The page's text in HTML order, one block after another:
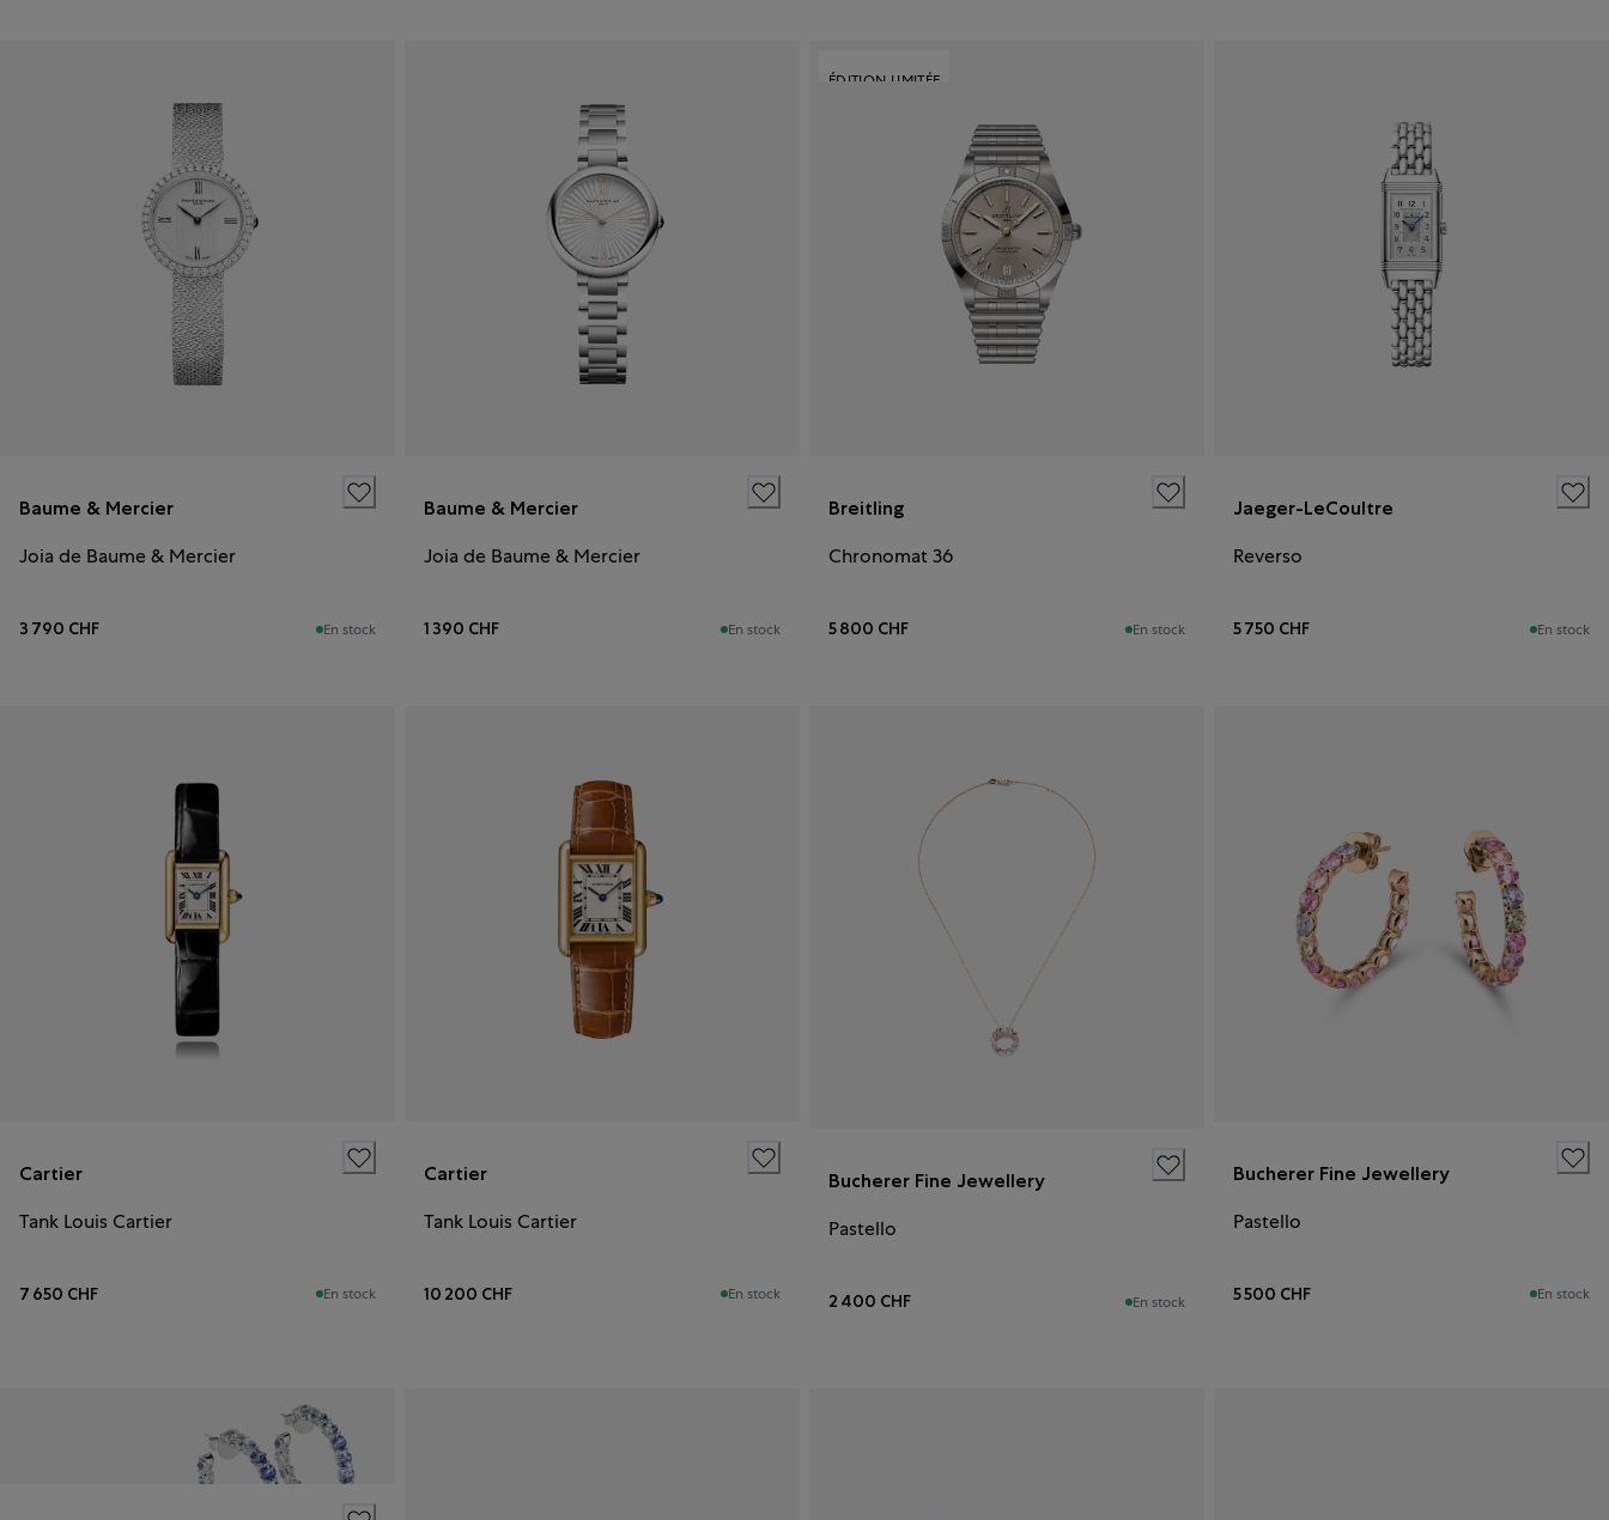
Baume & Mercier
Joia de Baume & Mercier
3 790 CHF En stock
Baume & Mercier
Joia de Baume & Mercier
1 390 CHF En stock
ÉDITION LIMITÉE
Breitling
Chronomat 36
5 800 CHF En stock
Jaeger-LeCoultre
Reverso
5 750 CHF En stock
Cartier
Tank Louis Cartier
7 650 CHF En stock
Cartier
Tank Louis Cartier
10 200 CHF En stock
Bucherer Fine Jewellery
Pastello
2 400 CHF En stock
Bucherer Fine Jewellery
Pastello
5 500 CHF En stock